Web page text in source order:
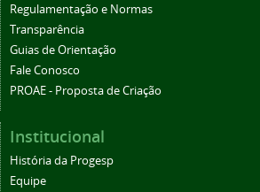
Regulamentação e Normas
Transparência
Guias de Orientação
Fale Conosco
PROAE - Proposta de Criação
Institucional
História da Progesp
Equipe